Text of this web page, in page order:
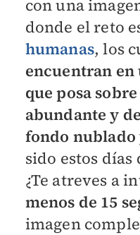
con una
donde el reto
humanas, los
encuentran en
que posa
abundante y
fondo nublado
sido estos
¿Te atreves a
menos de 15
imagen